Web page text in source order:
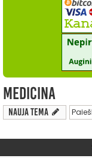
Medicina
Nauja tema